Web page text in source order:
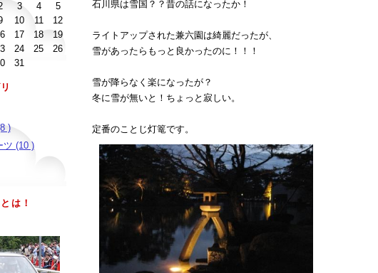
3 4
5
10 11
12
17 18
19
24 25
26
31
)
ツ (10 )
は！
石川県は雪国？？昔の話になったか！
ライトアップされた兼六園は綺麗だったが、
雪があったらもっと良かったのに！！！
雪が降らなく楽になったが？
冬に雪が無いと！ちょっと寂しい。
定番のことじ灯篭です。